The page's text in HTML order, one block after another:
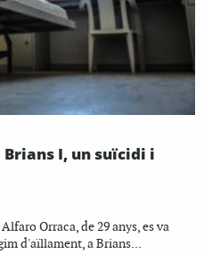
I, un suïcidi i
Orraca, de 29 anys, es va
d'aïllament, a Brians...